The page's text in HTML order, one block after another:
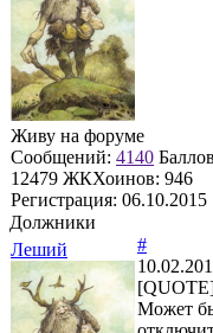
Живу на форуме
Сообщений: 4140
12479 ЖКХоинов: 946
Регистрация: 06.10.2015
Должники
Леший
#
Может